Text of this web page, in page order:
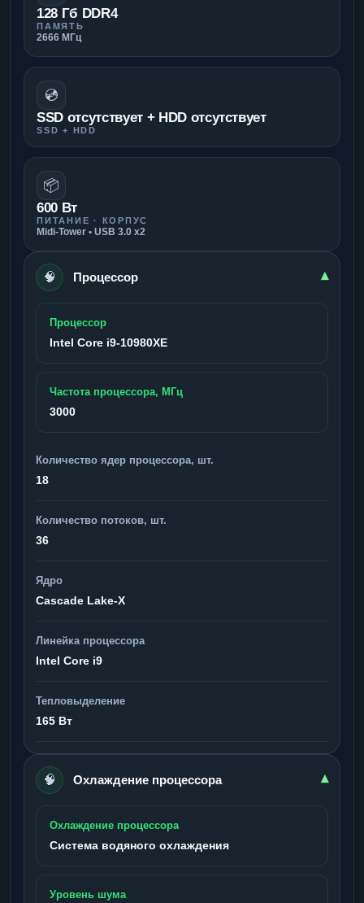
128 Гб DDR4
ПАМЯТЬ
2666 МГц
💿
SSD отсутствует + HDD отсутствует
SSD + HDD
📦
600 Вт
ПИТАНИЕ · КОРПУС
Midi-Tower • USB 3.0 x2
🧠 Процессор ▾
Процессор
Intel Core i9-10980XE
Частота процессора, МГц
3000
Количество ядер процессора, шт.
18
Количество потоков, шт.
36
Ядро
Cascade Lake-X
Линейка процессора
Intel Core i9
Тепловыделение
165 Вт
🧠 Охлаждение процессора ▾
Охлаждение процессора
Система водяного охлаждения
Уровень шума